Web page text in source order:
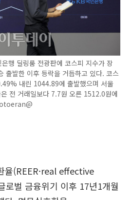
행 딜링룸 전광판에 코스피 지수가 장
출발한 이후 등락을 거듭하고 있다. 코스
내린 1044.89에 출발했으며 서울
전 거래일보다 7.7원 오른 1512.0원에
율(REER·real effective
벌 금융위기 이후 17년1개월